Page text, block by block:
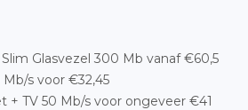
Glasvezel 300 Mb vanaf €60,5
s voor €32,45
+ TV 50 Mb/s voor ongeveer €41